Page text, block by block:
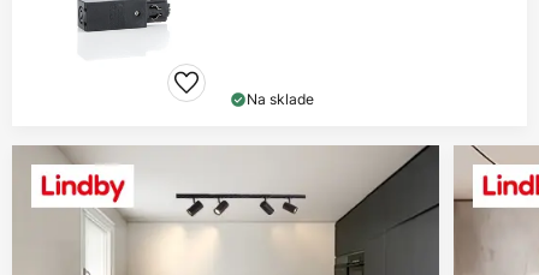
Na sklade